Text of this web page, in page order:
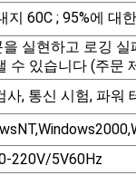
지 60C ; 95%에 대
을 실현하고 로깅
수 있습니다 (주문
사, 통신 시험, 파워
220V/5V60Hz